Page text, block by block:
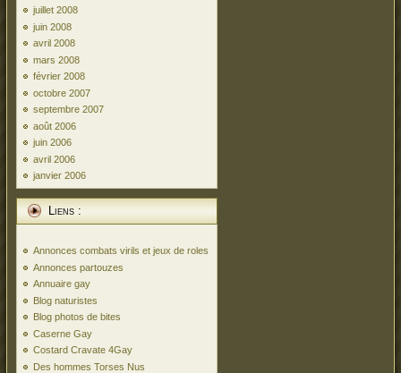
juillet 2008
juin 2008
avril 2008
mars 2008
février 2008
octobre 2007
septembre 2007
août 2006
juin 2006
avril 2006
janvier 2006
Liens :
Annonces combats virils et jeux de roles
Annonces partouzes
Annuaire gay
Blog naturistes
Blog photos de bites
Caserne Gay
Costard Cravate 4Gay
Des hommes Torses Nus